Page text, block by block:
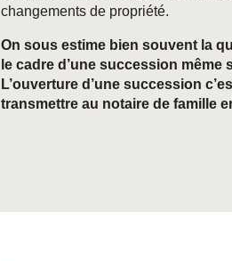
changements de propriété.
On sous estime bien souvent la
le cadre d’une succession même
L’ouverture d’une succession
transmettre au notaire de famille